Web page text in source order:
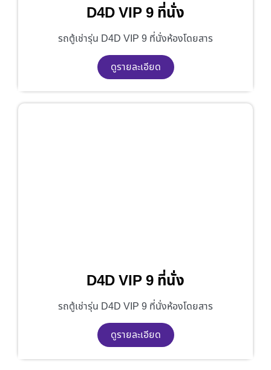
D4D VIP 9 ที่นั่ง
รถตู้เช่ารุ่น D4D VIP 9 ที่นั่งห้องโดยสาร
ดูรายละเอียด
D4D VIP 9 ที่นั่ง
รถตู้เช่ารุ่น D4D VIP 9 ที่นั่งห้องโดยสาร
ดูรายละเอียด